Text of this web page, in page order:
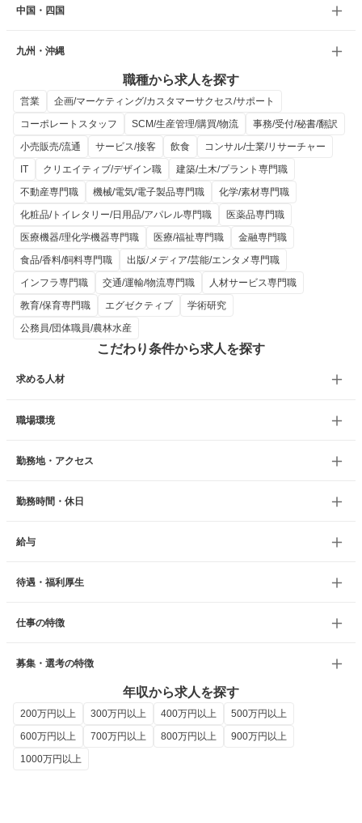
中国・四国
九州・沖縄
職種から求人を探す
営業
企画/マーケティング/カスタマーサクセス/サポート
コーポレートスタッフ
SCM/生産管理/購買/物流
事務/受付/秘書/翻訳
小売販売/流通
サービス/接客 飲食
コンサル/士業/リサーチャー
IT
クリエイティブ/デザイン職
建築/土木/プラント専門職
不動産専門職
機械/電気/電子製品専門職
化学/素材専門職
化粧品/トイレタリー/日用品/アパレル専門職
医薬品専門職
医療機器/理化学機器専門職
医療/福祉専門職
金融専門職
食品/香料/飼料専門職
出版/メディア/芸能/エンタメ専門職
インフラ専門職
交通/運輸/物流専門職
人材サービス専門職
教育/保育専門職
エグゼクティブ
学術研究
公務員/団体職員/農林水産
こだわり条件から求人を探す
求める人材
職場環境
勤務地・アクセス
勤務時間・休日
給与
待遇・福利厚生
仕事の特徴
募集・選考の特徴
年収から求人を探す
200万円以上 300万円以上 400万円以上
500万円以上
600万円以上
700万円以上 800万円以上
900万円以上
1000万円以上